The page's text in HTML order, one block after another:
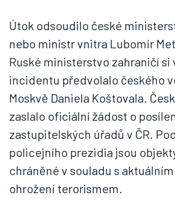
Útok odsoudilo české
nebo ministr vnitra Lubomír
Ruské ministerstvo zahraničí si
incidentu předvolalo českého
Moskvě Daniela Koštovala.
zaslalo oficiální žádost o
zastupitelských úřadů v ČR.
policejního prezidia jsou
chráněné v souladu s
ohrožení terorismem.